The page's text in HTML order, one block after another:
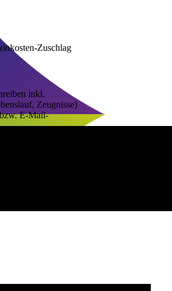
Zuschlag
inkl.
Zeugnisse)
E-Mail-